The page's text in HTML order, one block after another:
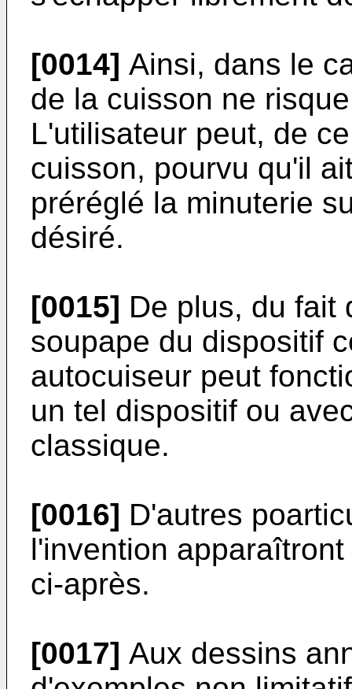
[0014] Ainsi, dans le
de la cuisson ne
L'utilisateur peut, de
cuisson, pourvu qu'il
préréglé la minuterie
désiré.
[0015] De plus, du fait
soupape du dispositif
autocuiseur peut
un tel dispositif ou
classique.
[0016] D'autres
l'invention
ci-après.
[0017] Aux dessins